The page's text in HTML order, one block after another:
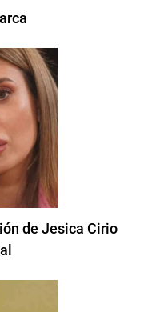
de Jesica Cirio